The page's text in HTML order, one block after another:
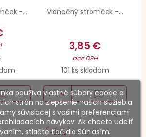
-... Vianočný stromček -...
3,85 €
bez DPH
101 ks skladom
-20%
používa vlastné súbory cookie a
strán na zlepšenie našich služieb a
súvisiacej s vašimi preferenciami
návykov. Ak chcete udeliť
stlačte tlačidlo Súhlasím.